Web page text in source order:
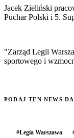
Jacek Zieliński
Puchar Polski i 5.
"Zarząd Legii
sportowego i
PODAJ TEN NEWS
#Legia Warszawa